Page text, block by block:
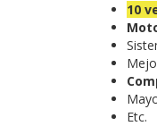
10
Etc.